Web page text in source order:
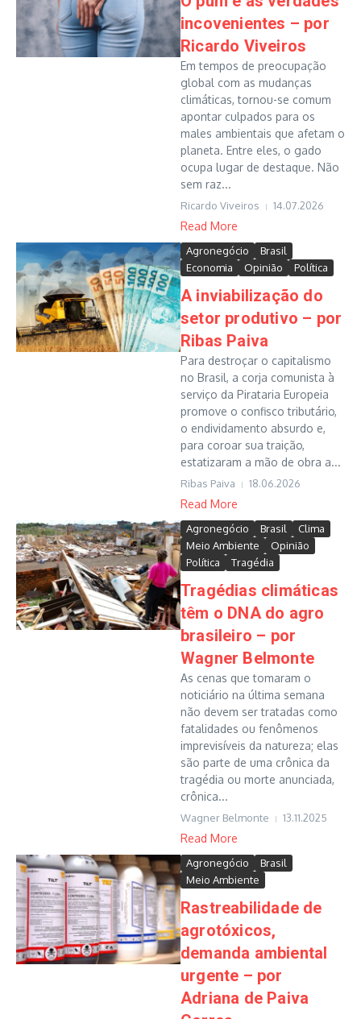
incovenientes – por
Ricardo Viveiros
Em tempos de preocupação
global com as mudanças
climáticas, tornou-se comum
apontar culpados para os
males ambientais que afetam o
planeta. Entre eles, o gado
ocupa lugar de destaque. Não
sem raz...
Ricardo Viveiros 14.07.2026
Read More
Agronegócio
Brasil
Economia
Opinião Política
A inviabilização do
setor produtivo – por
Ribas Paiva
Para destroçar o capitalismo
no Brasil, a corja comunista à
serviço da Pirataria Europeia
promove o confisco tributário,
o endividamento absurdo e,
para coroar sua traição,
estatizaram a mão de obra a...
Ribas Paiva 18.06.2026
Read More
Agronegócio Brasil
Clima
Meio Ambiente
Opinião
Política
Tragédia
Tragédias climáticas
têm o DNA do agro
brasileiro – por
Wagner Belmonte
As cenas que tomaram o
noticiário na última semana
não devem ser tratadas como
fatalidades ou fenômenos
imprevisíveis da natureza; elas
são parte de uma crônica da
tragédia ou morte anunciada,
crônica...
Wagner Belmonte 13.11.2025
Read More
Agronegócio
Brasil
Meio Ambiente
Rastreabilidade de
agrotóxicos,
demanda ambiental
urgente – por
Adriana de Paiva